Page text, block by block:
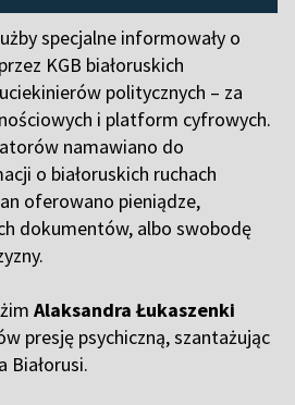
specjalne informowały o
KGB białoruskich
politycznych – za
i platform cyfrowych.
namawiano do
o białoruskich ruchach
oferowano pieniądze,
dokumentów, albo swobodę
Alaksandra Łukaszenki
presję psychiczną, szantażując
Białorusi.